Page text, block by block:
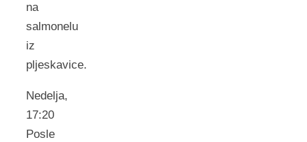
na
salmonelu
iz
pljeskavice.
Nedelja,
17:20
Posle